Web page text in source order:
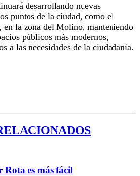
desarrollando nuevas
puntos de la ciudad, como el
en la zona del Molino, manteniendo
públicos más modernos,
a las necesidades de la ciudadanía.
Rota es más fácil